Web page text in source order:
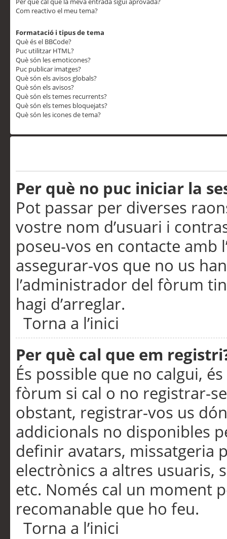
Com reactivo el meu tema?
Formatació i tipus de tema
Què és el BBCode?
Puc utilitzar HTML?
Què són les emoticones?
Puc publicar imatges?
Què són els avisos globals?
Què són els avisos?
Què són els temes recurrents?
Què són els temes bloquejats?
Què són les icones de tema?
Per què no puc iniciar la
Pot passar per diverses
vostre nom d’usuari i
poseu-vos en contacte
assegurar-vos que no us
l’administrador del fòrum
hagi d’arreglar.
Torna a l’inici
Per què cal que em
És possible que no calgui,
fòrum si cal o no registrar-
obstant, registrar-vos us
addicionals no disponibles
definir avatars, missatgeria
electrònics a altres usuaris,
etc. Només cal un moment
recomanable que ho feu.
Torna a l’inici